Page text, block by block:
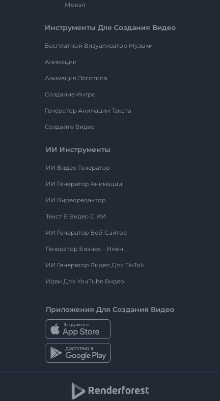
Мокап
Инструменты Для Создания Видео
Бесплатный Визуализатор Музыки
Анимации
Анимация Логотипа
Создание Интро
Генератор Анимации Текста
Создайте Видео
ИИ Инструменты
ИИ Видео Генератор
ИИ Генератор Анимации
ИИ Видеоредактор
Текст В Видео С ИИ
ИИ Генератор Веб-Сайтов
Генератор Бизнес - Имён
ИИ Генератор Видео Для TikTok
Идеи Для YouTube Видео
Приложения Для Создания Видео